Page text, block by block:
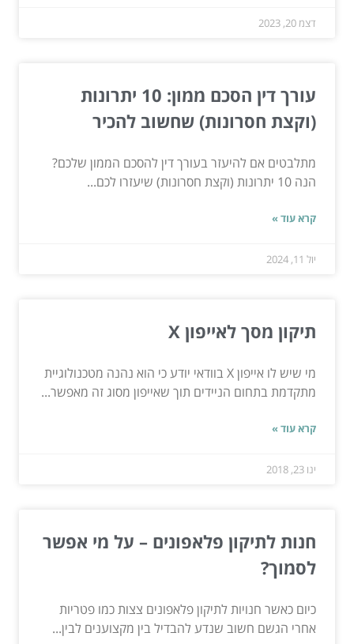
דצמ 20, 2023
עורך דין הסכם ממון: 10 יתרונות
(וקצת חסרונות) שחשוב להכיר
מתלבטים אם להיעזר בעורך דין להסכם הממון שלכם?
הנה 10 יתרונות (וקצת חסרונות) שיעזרו לכם...
קרא עוד »
יול 11, 2024
תיקון מסך לאייפון X
מי שיש לו אייפון X בוודאי יודע כי הוא נהנה מטכנולוגיית
מתקדמת בתחום הניידים תוך שאייפון מסוג זה מאפשר...
קרא עוד »
ינו 23, 2018
חנות לתיקון פלאפונים – על מי אפשר
לסמוך?
כיום כאשר חנויות לתיקון פלאפונים צצות כמו פטריות
אחרי הגשם חשוב שנדע להבדיל בין מקצוענים לבין...